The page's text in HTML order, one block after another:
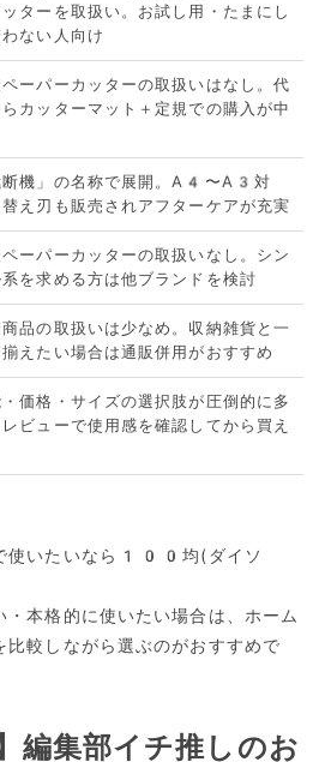
ッターを取扱い。お試し用・たまにし
ない人向け
ーパーカッターの取扱いはなし。代
らカッターマット＋定規での購入が中
断機」の名称で展開。A4〜A3対
替え刃も販売されアフターケアが充実
ーパーカッターの取扱いなし。シン
系を求める方は他ブランドを検討
品の取扱いは少なめ。収納雑貨と一
えたい場合は通販併用がおすすめ
価格・サイズの選択肢が圧倒的に多
ビューで使用感を確認してから買え
使いたいなら100均(ダイソ
本格的に使いたい場合は、ホーム
比較しながら選ぶのがおすすめで
編集部イチ推しのお